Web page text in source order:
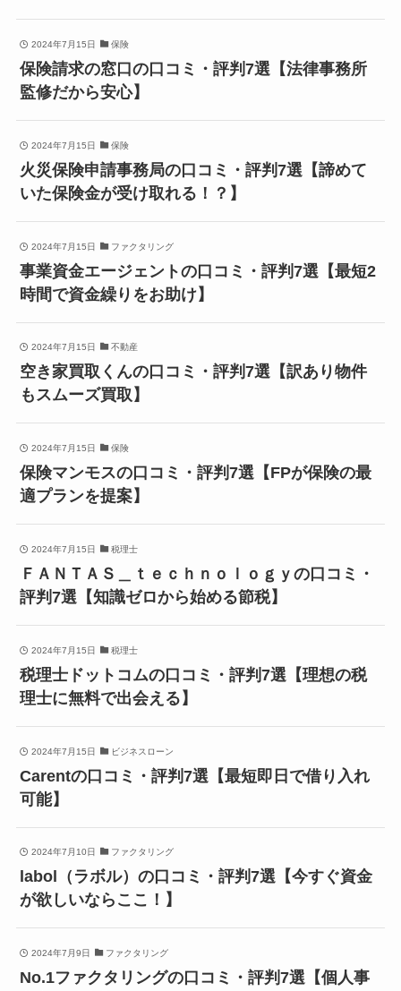
2024年7月15日 保険
保険請求の窓口の口コミ・評判7選【法律事務所
監修だから安心】
2024年7月15日 保険
火災保険申請事務局の口コミ・評判7選【諦めて
いた保険金が受け取れる！？】
2024年7月15日 ファクタリング
事業資金エージェントの口コミ・評判7選【最短2
時間で資金繰りをお助け】
2024年7月15日 不動産
空き家買取くんの口コミ・評判7選【訳あり物件
もスムーズ買取】
2024年7月15日 保険
保険マンモスの口コミ・評判7選【FPが保険の最
適プランを提案】
2024年7月15日 税理士
ＦＡＮＴＡＳ＿ｔｅｃｈｎｏｌｏｇｙの口コミ・
評判7選【知識ゼロから始める節税】
2024年7月15日 税理士
税理士ドットコムの口コミ・評判7選【理想の税
理士に無料で出会える】
2024年7月15日 ビジネスローン
Carentの口コミ・評判7選【最短即日で借り入れ
可能】
2024年7月10日 ファクタリング
labol（ラボル）の口コミ・評判7選【今すぐ資金
が欲しいならここ！】
2024年7月9日 ファクタリング
No.1ファクタリングの口コミ・評判7選【個人事